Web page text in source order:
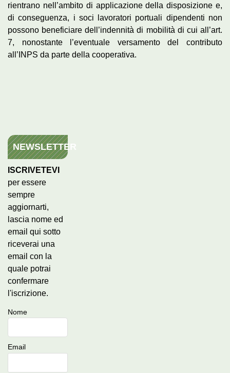
rientrano nell’ambito di applicazione della disposizione e,
di conseguenza, i soci lavoratori portuali dipendenti non
possono beneficiare dell’indennità di mobilità di cui all’art.
7, nonostante l’eventuale versamento del contributo
all’INPS da parte della cooperativa.
NEWSLETTER
ISCRIVETEVI
per essere
sempre
aggiornarti,
lascia nome ed
email qui sotto
riceverai una
email con la
quale potrai
confermare
l'iscrizione.
Nome
Email